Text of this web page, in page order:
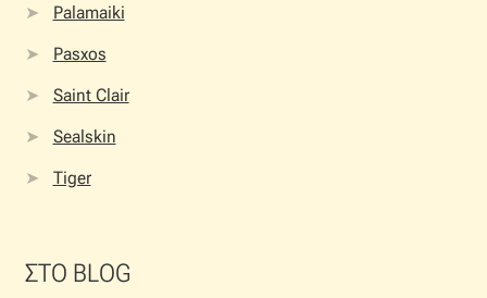
Palamaiki
Pasxos
Saint Clair
Sealskin
Tiger
ΣΤΟ BLOG